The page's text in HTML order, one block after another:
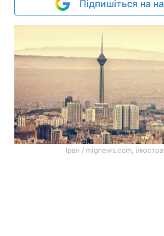
Підпишіться на
Іран / mignews.com,